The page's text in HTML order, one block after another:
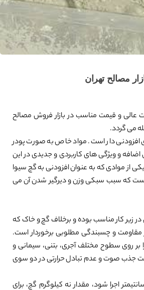
مصالح تهران
عالی و قیمت مناسب در بازار فروش مصالح
می گردد.
دار است. مواد خاص به صورت پودر
و ویژگی های کاربردی و جدیدی در این
از موادی که به عنوان افزودنی به گچ سیوا
که سبب سبکی وزن و دیرگیر شدن آن می
در زیر کار مناسب بوده و برخلاف گچ و خاک که
مقاومت و چسبندگی مطلوبی برخوردار است.
بر روی سطوح مختلف آجری، بتنی، سیمانی و
جذب صوت و عدم تبادل حرارتی در دو سوی
اجرا شود، مقدار نه کیلوگرم گچ، برای